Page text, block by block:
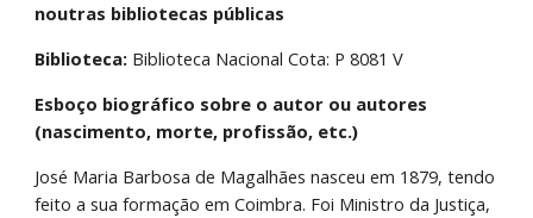
noutras bibliotecas públicas
Biblioteca: Biblioteca Nacional Cota: P 8081 V
Esboço biográfico sobre o autor ou autores
(nascimento, morte, profissão, etc.)
José Maria Barbosa de Magalhães nasceu em 1879, tendo
feito a sua formação em Coimbra. Foi Ministro da Justiça,